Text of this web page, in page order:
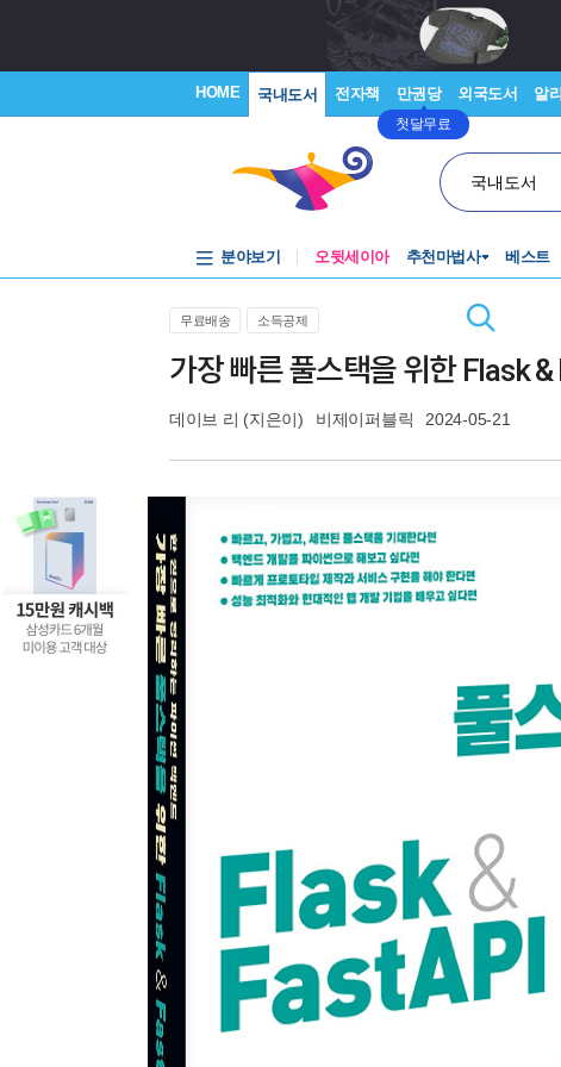
HOME 국내도서 전자책 만권당
첫달무료
외국도서 알
국내도서
분야보기 오뒷세이아 추천마법사 베스트
무료배송
소득공제
가장 빠른 풀스택을 위한 Flask
데이브 리 (지은이) 비제이퍼블릭 2024-05-21